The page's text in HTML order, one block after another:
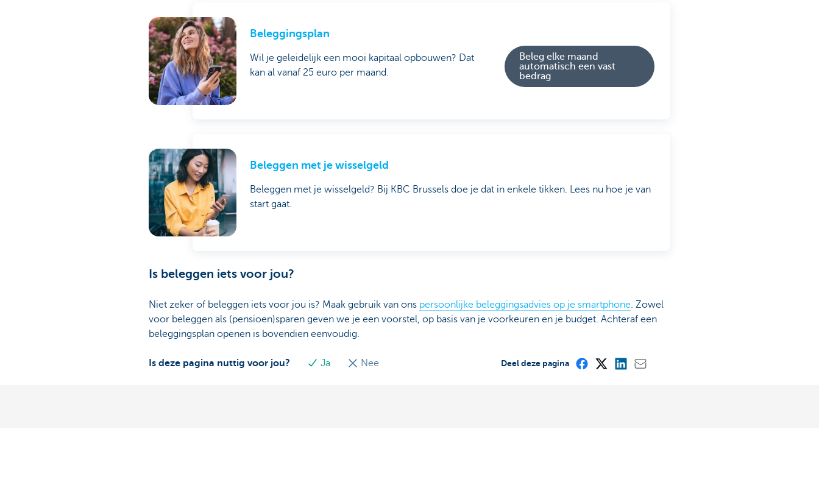
Beleggingsplan
Wil je geleidelijk een mooi kapitaal opbouwen? Dat
kan al vanaf 25 euro per maand.
Beleg elke maand
automatisch een vast
bedrag
Beleggen met je wisselgeld
Beleggen met je wisselgeld? Bij KBC Brussels doe je dat in enkele tikken. Lees nu hoe je van
start gaat.
Is beleggen iets voor jou?
Niet zeker of beleggen iets voor jou is? Maak gebruik van ons persoonlijke beleggingsadvies op je smartphone. Zowel
voor beleggen als (pensioen)sparen geven we je een voorstel, op basis van je voorkeuren en je budget. Achteraf een
beleggingsplan openen is bovendien eenvoudig.
Is deze pagina nuttig voor jou? Ja Nee Deel deze pagina